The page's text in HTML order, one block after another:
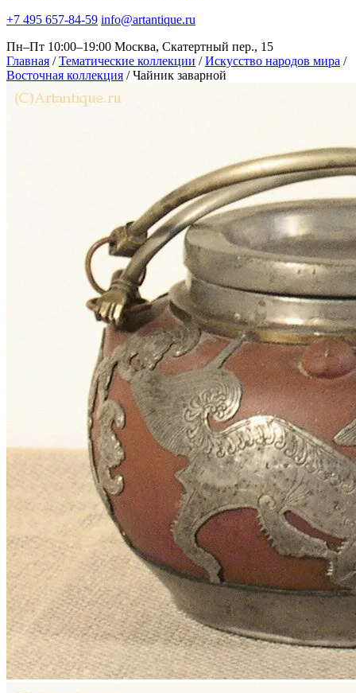
+7 495 657-84-59 info@artantique.ru
Пн–Пт 10:00–19:00 Москва, Скатертный пер., 15
Главная / Тематические коллекции / Искусство народов мира /
Восточная коллекция / Чайник заварной